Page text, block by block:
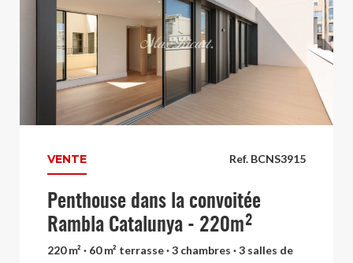
Ref. BCNS3915
VENTE
Penthouse dans la convoitée
Rambla Catalunya - 220m²
220 m² · 60 m² terrasse · 3 chambres · 3 salles de